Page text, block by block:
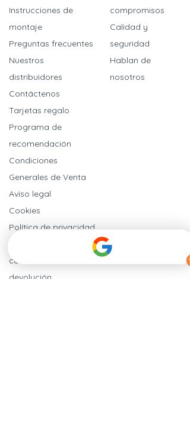
Instrucciones de
montaje
Preguntas frecuentes
Nuestros
distribuidores
Contáctenos
Tarjetas regalo
Programa de
recomendación
Condiciones
Generales de Venta
Aviso legal
Cookies
Política de privacidad
condiciones de
devolución
compromisos
​Calidad y
seguridad
Hablan de
nosotros